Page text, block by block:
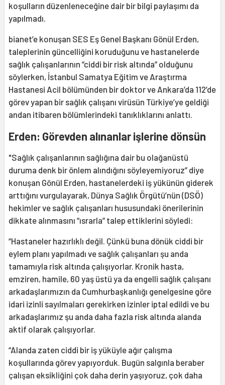
koşulların düzenleneceğine dair bir bilgi paylaşımı da
yapılmadı.
bianet’e konuşan SES Eş Genel Başkanı Gönül Erden,
taleplerinin güncelliğini koruduğunu ve hastanelerde
sağlık çalışanlarının “ciddi bir risk altında” olduğunu
söylerken, İstanbul Samatya Eğitim ve Araştırma
Hastanesi Acil bölümünden bir doktor ve Ankara’da 112’de
görev yapan bir sağlık çalışanı virüsün Türkiye’ye geldiği
andan itibaren bölümlerindeki tanıklıklarını anlattı.
Erden: Görevden alınanlar işlerine dönsün
"Sağlık çalışanlarının sağlığına dair bu olağanüstü
duruma denk bir önlem alındığını söyleyemiyoruz” diye
konuşan Gönül Erden, hastanelerdeki iş yükünün giderek
arttığını vurgulayarak, Dünya Sağlık Örgütü’nün (DSÖ)
hekimler ve sağlık çalışanları hususundaki önerilerinin
dikkate alınmasını “ısrarla” talep ettiklerini söyledi:
“Hastaneler hazırlıklı değil. Çünkü buna dönük ciddi bir
eylem planı yapılmadı ve sağlık çalışanları şu anda
tamamıyla risk altında çalışıyorlar. Kronik hasta,
emziren, hamile, 60 yaş üstü ya da engelli sağlık çalışanı
arkadaşlarımızın da Cumhurbaşkanlığı genelgesine göre
idari izinli sayılmaları gerekirken izinler iptal edildi ve bu
arkadaşlarımız şu anda daha fazla risk altında alanda
aktif olarak çalışıyorlar.
“Alanda zaten ciddi bir iş yüküyle ağır çalışma
koşullarında görev yapıyorduk. Bugün salgınla beraber
çalışan eksikliğini çok daha derin yaşıyoruz, çok daha